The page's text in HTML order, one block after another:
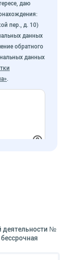
даю
пер., д. 10)
данных
обратного
данных
.
деятельности №